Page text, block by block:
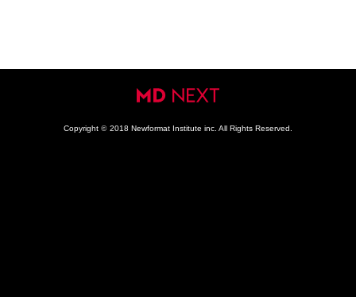
Copyright © 2018 Newformat Institute inc. All Rights Reserved.